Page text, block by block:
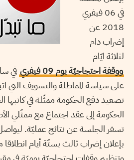
في 06 فيفري
2018 عن
إضراب دام
لثلاثة ايّام
ووقفة احتجاجيّة يوم 09 فيفري
في
على سياسة المماطلة والتسويف التي
تصعيد دفع الحكومة ممثّلة في كاتبها
الحكومة إلى عقد اجتماع مع ممثّلي
تسفر الجلسة عن نتائج عمليّة. ليواصل